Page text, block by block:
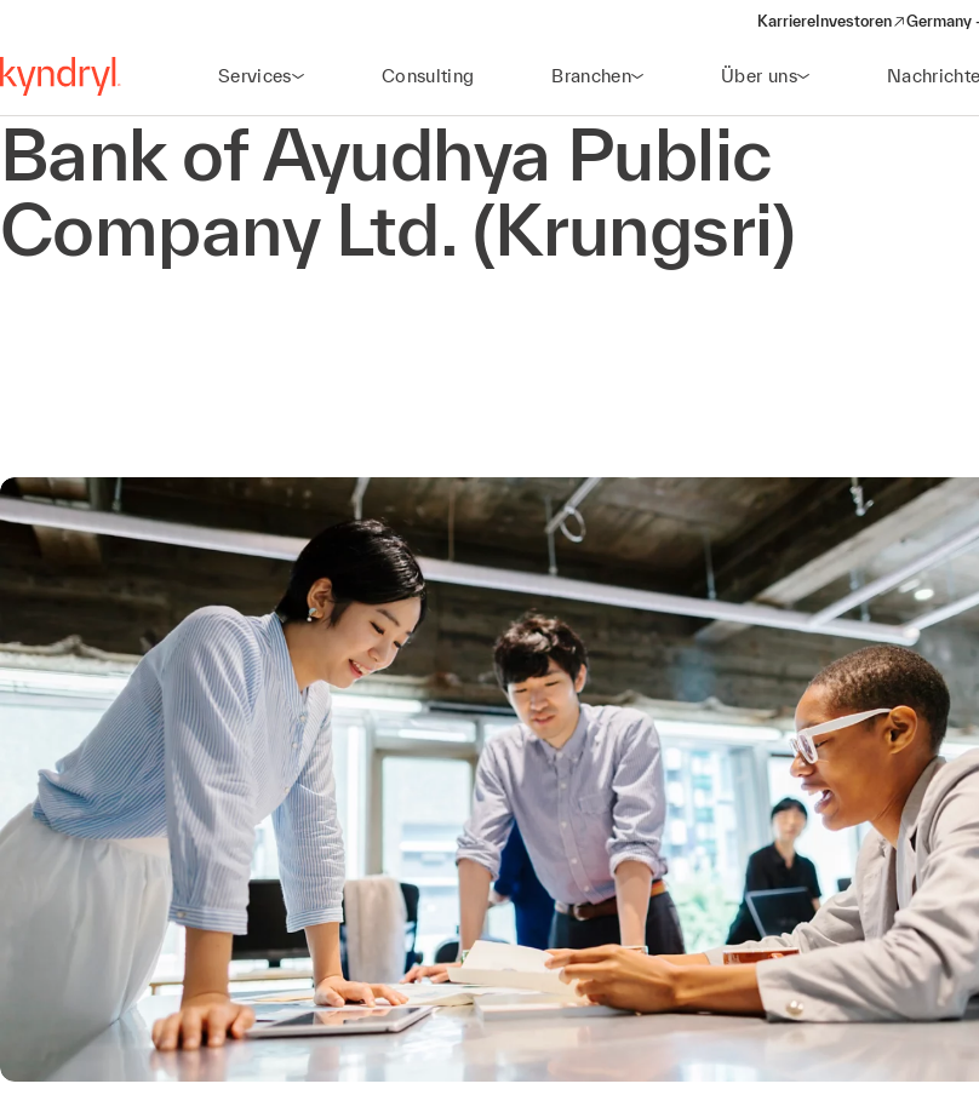
KarriereInvestoren
(opens in a new window)
Germany
Services Consulting Branchen Über uns
Bank of Ayudhya Public
Company Ltd. (Krungsri)